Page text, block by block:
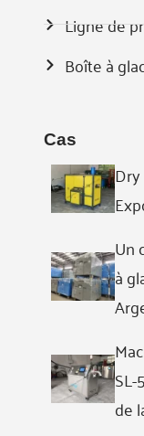
Ligne de
Boîte à
Cas
Un
à
de